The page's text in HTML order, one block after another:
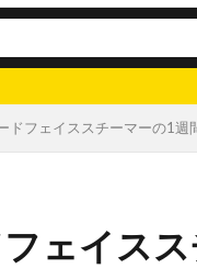
ドフェイススチーマーの1週
ェイス